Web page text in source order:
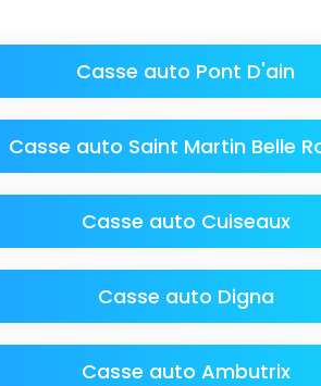
Casse auto Pont D'ain
Casse auto Saint Martin Belle
Casse auto Cuiseaux
Casse auto Digna
Casse auto Ambutrix